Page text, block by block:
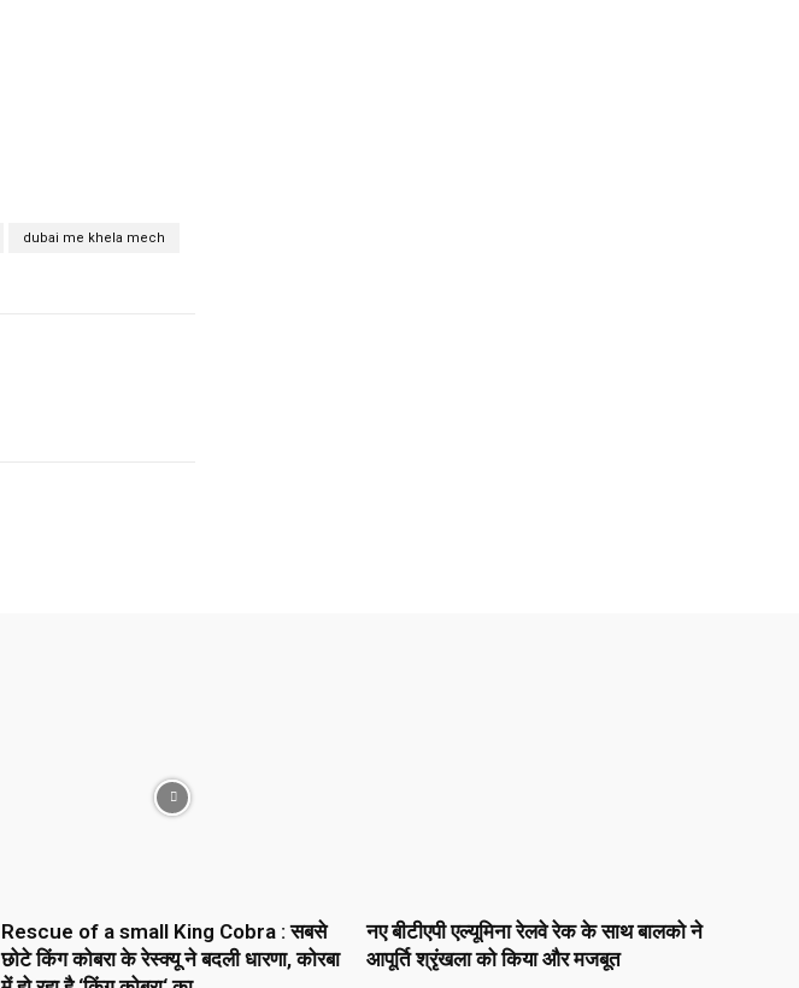
dubai me khela mech
Rescue of a small King Cobra : सबसे
छोटे किंग कोबरा के रेस्क्यू ने बदली धारणा, कोरबा
नए बीटीएपी एल्यूमिना रेलवे रेक के साथ बालको ने
आपूर्ति श्रृंखला को किया और मजबूत